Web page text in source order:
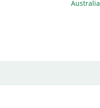
Australia